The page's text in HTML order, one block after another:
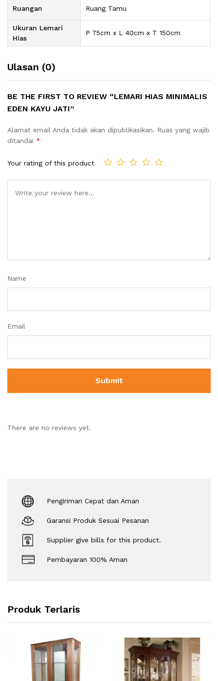
Ruangan Ruang Tamu
Ukuran Lemari
Hias
P 75cm x L 40cm x T 150cm
Ulasan (0)
BE THE FIRST TO REVIEW “LEMARI HIAS MINIMALIS
EDEN KAYU JATI”
Alamat email Anda tidak akan dipublikasikan. Ruas yang wajib
ditandai *
Your rating of this product
Name
Email
There are no reviews yet.
Pengiriman Cepat dan Aman
Garansi Produk Sesuai Pesanan
Supplier give bills for this product.
Pembayaran 100% Aman
Produk Terlaris